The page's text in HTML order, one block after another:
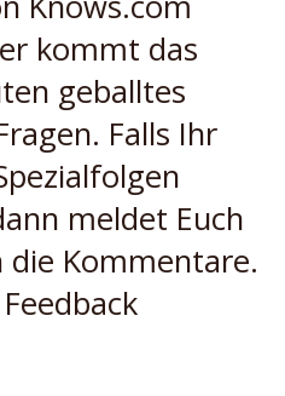
kommt das
geballtes
Falls Ihr
meldet Euch
die Kommentare.